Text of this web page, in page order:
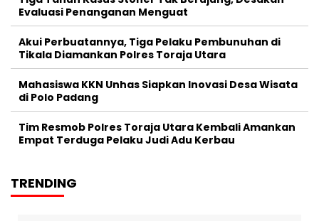
Evaluasi Penanganan Menguat
Akui Perbuatannya, Tiga Pelaku Pembunuhan di
Tikala Diamankan Polres Toraja Utara
Mahasiswa KKN Unhas Siapkan Inovasi Desa Wisata
di Polo Padang
Tim Resmob Polres Toraja Utara Kembali Amankan
Empat Terduga Pelaku Judi Adu Kerbau
TRENDING